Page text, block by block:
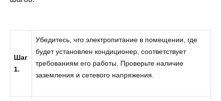
Шаг
1.
Убедитесь, что электропитание в помещении, где
будет установлен кондиционер, соответствует
требованиям его работы. Проверьте наличие
заземления и сетевого напряжения.